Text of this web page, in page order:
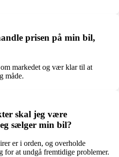
prisen på min bil,
markedet og vær klar til at
måde.
skal jeg være
sælger min bil?
er i orden, og overholde
at undgå fremtidige problemer.